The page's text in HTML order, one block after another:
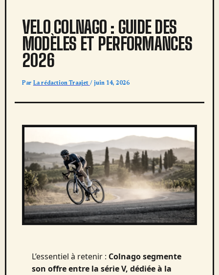
VELO COLNAGO : GUIDE DES
MODÈLES ET PERFORMANCES
2026
Par La rédaction Traajet / juin 14, 2026
L’essentiel à retenir : Colnago segmente
son offre entre la série V, dédiée à la